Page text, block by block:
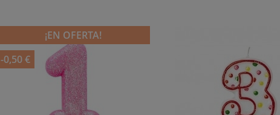
¡EN OFERTA!
-0,50 €